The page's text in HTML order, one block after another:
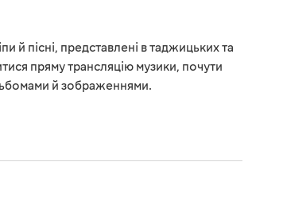
й пісні, представлені в таджицьких та
пряму трансляцію музики, почути
й зображеннями.